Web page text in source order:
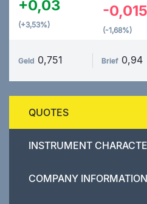
+0,03
(+3,53%)
-0,015
(-1,68%)
Geld 0,751 Brief 0,94
QUOTES
INSTRUMENT
COMPANY INFORMATION